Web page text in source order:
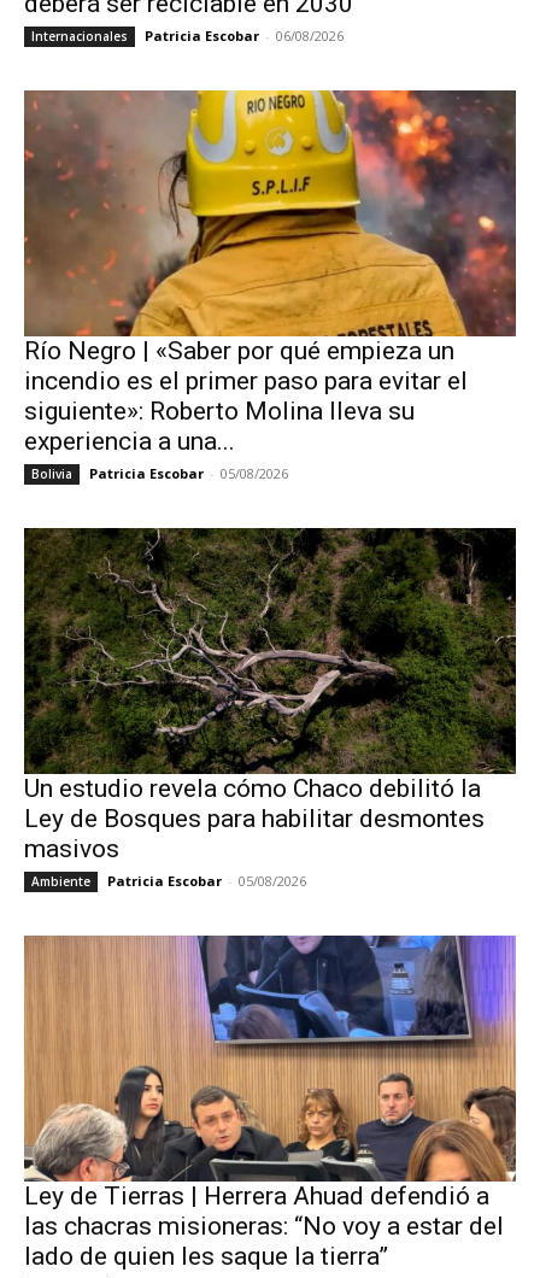
Internacionales Patricia Escobar - 06/08/2026
Río Negro | «Saber por qué empieza un
incendio es el primer paso para evitar el
siguiente»: Roberto Molina lleva su
experiencia a una...
Bolivia Patricia Escobar - 05/08/2026
Un estudio revela cómo Chaco debilitó la
Ley de Bosques para habilitar desmontes
masivos
Ambiente Patricia Escobar - 05/08/2026
Ley de Tierras | Herrera Ahuad defendió a
las chacras misioneras: “No voy a estar del
lado de quien les saque la tierra”